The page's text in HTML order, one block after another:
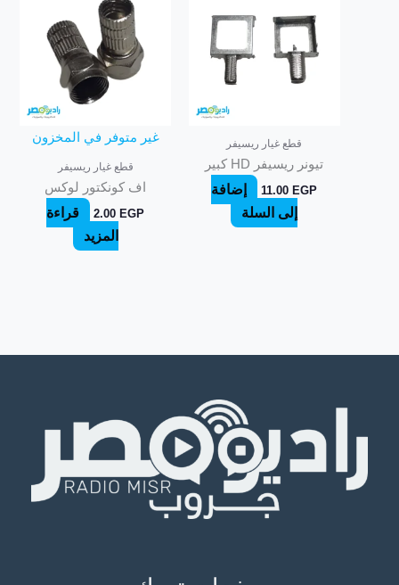
قطع غيار ريسيفر
تيونر ريسيفر HD كبير
11.00 EGP
إضافة
إلى السلة
غير متوفر في المخزون
قطع غيار ريسيفر
اف كونكتور لوكس
2.00 EGP
قراءة
المزيد